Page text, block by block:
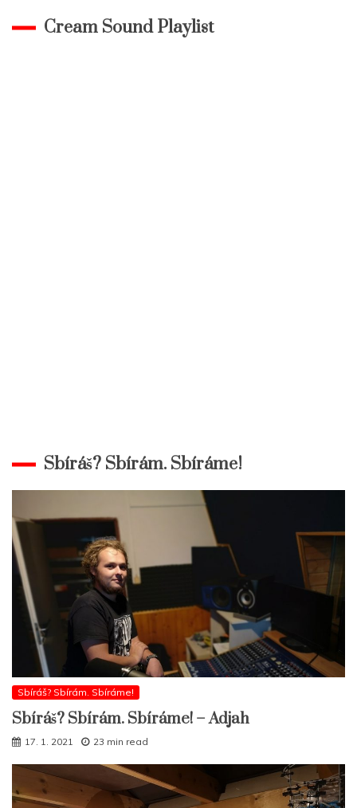
Cream Sound Playlist
Sbíráš? Sbírám. Sbíráme!
Sbíráš? Sbírám. Sbíráme!
Sbíráš? Sbírám. Sbíráme! – Adjah
17. 1. 2021 23 min read